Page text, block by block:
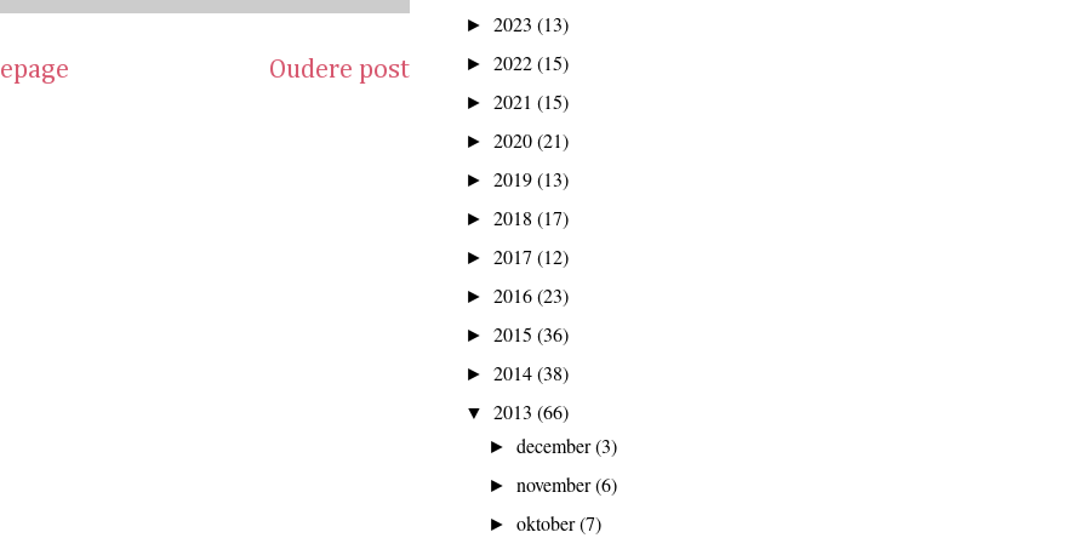
Oudere post
► 2023 (13)
► 2022(15)
► 2021 (15)
► 2020(21)
► 2019(13)
► 2018 (17)
► 2017 (12)
► 2016(23)
► 2015 (36)
► 2014(38)
▼ 2013 (66)
►december(3)
►november(6)
►oktober(7)